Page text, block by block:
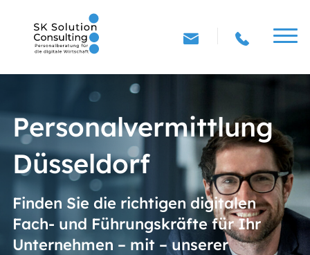
Personalvermittlung
Düsseldorf
Finden Sie die richtigen digitalen
Fach- und Führungskräfte für Ihr
Unternehmen – mit – unserer